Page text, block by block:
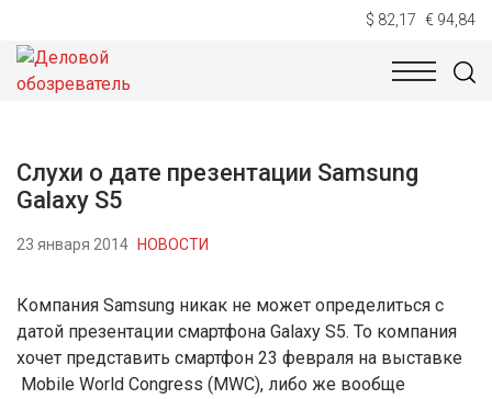
$ 82,17 € 94,84
НОВОСТИ
Слухи о дате презентации Samsung
Galaxy S5
23 января 2014 НОВОСТИ
Компания Samsung никак не может определиться с
датой презентации смартфона Galaxy S5. То компания
хочет представить смартфон 23 февраля на выставке
Mobile World Congress (MWC), либо же вообще